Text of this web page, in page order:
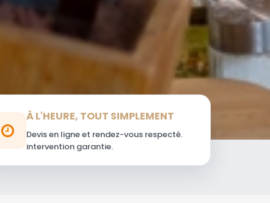
À L'HEURE, TOUT SIMPLEMENT
Devis en ligne et rendez-vous respecté.
intervention garantie.